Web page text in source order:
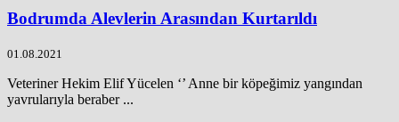
Bodrumda Alevlerin Arasından Kurtarıldı
01.08.2021
Veteriner Hekim Elif Yücelen ‘’ Anne bir köpeğimiz yangından
yavrularıyla beraber ...